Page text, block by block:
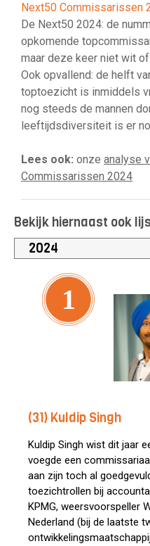
Next50 Commissarissen
De Next50 2024: de
opkomende
maar deze keer niet wit
Ook opvallend: de helft
toptoezicht is inmiddels
nog steeds de mannen
leeftijdsdiversiteit is er
Lees ook: onze analyse
Commissarissen 2024
Bekijk hiernaast ook
1
(31) Kuldip Singh
Kuldip Singh wist dit jaar
voegde een
aan zijn toch al
toezichtrollen bij
KPMG, weersvoorspeller
Nederland (bij de laatste